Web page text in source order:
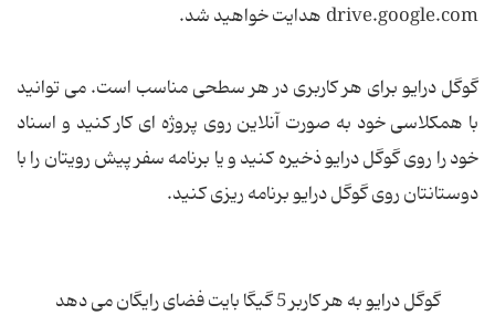
drive.google.com هدایت خواهید شد.
گوگل درایو برای هر کاربری در هر سطحی مناسب است. می توانید
با همکلاسی خود به صورت آنلاین روی پروژه ای کار کنید و اسناد
خود را روی گوگل درایو ذخیره کنید و یا برنامه سفر پیش رویتان را با
دوستانتان روی گوگل درایو برنامه ریزی کنید.
گوگل درایو به هر کاربر 5 گیگا بایت فضای رایگان می دهد